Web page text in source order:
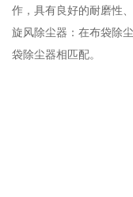
作，具有良好的耐磨性
旋风除尘器：在布袋除
袋除尘器相匹配。